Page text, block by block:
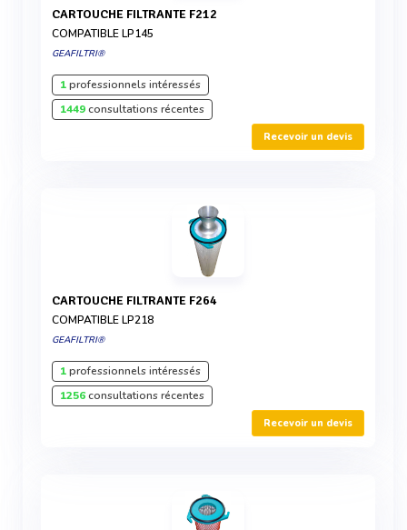
CARTOUCHE FILTRANTE F212
COMPATIBLE LP145
GEAFILTRI®
1professionnels intéressés
1449consultations récentes
Recevoir un devis
CARTOUCHE FILTRANTE F264
COMPATIBLE LP218
GEAFILTRI®
1professionnels intéressés
1256consultations récentes
Recevoir un devis